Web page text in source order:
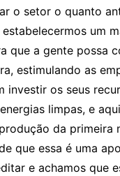
o setor o quanto
um
que a gente possa
estimulando as
investir os seus
limpas, e
da primeira
que essa é uma
e achamos que